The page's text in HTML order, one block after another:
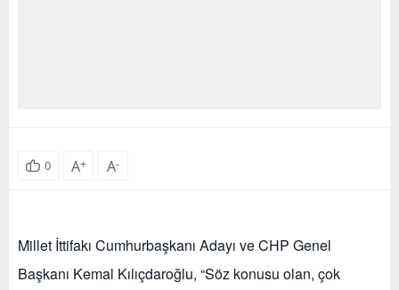
0 A+ A-
Millet İttifakı Cumhurbaşkanı Adayı ve CHP Genel
Başkanı Kemal Kılıçdaroğlu, “Söz konusu olan, çok